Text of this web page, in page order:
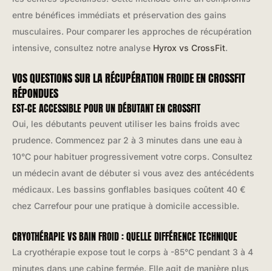
entre bénéfices immédiats et préservation des gains
musculaires. Pour comparer les approches de récupération
intensive, consultez notre analyse Hyrox vs CrossFit.
VOS QUESTIONS SUR LA RÉCUPÉRATION FROIDE EN CROSSFIT
RÉPONDUES
EST-CE ACCESSIBLE POUR UN DÉBUTANT EN CROSSFIT
Oui, les débutants peuvent utiliser les bains froids avec
prudence. Commencez par 2 à 3 minutes dans une eau à
10°C pour habituer progressivement votre corps. Consultez
un médecin avant de débuter si vous avez des antécédents
médicaux. Les bassins gonflables basiques coûtent 40 €
chez Carrefour pour une pratique à domicile accessible.
CRYOTHÉRAPIE VS BAIN FROID : QUELLE DIFFÉRENCE TECHNIQUE
La cryothérapie expose tout le corps à -85°C pendant 3 à 4
minutes dans une cabine fermée. Elle agit de manière plus